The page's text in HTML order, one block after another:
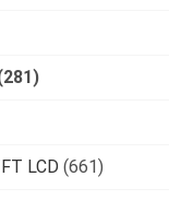
LCD (661)